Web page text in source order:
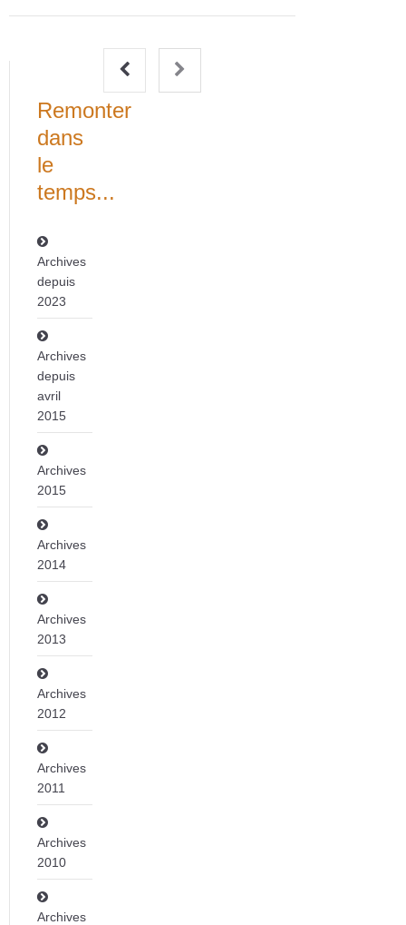
Remonter
dans
le
temps...
Archives
depuis
2023
Archives
depuis
avril
2015
Archives
2015
Archives
2014
Archives
2013
Archives
2012
Archives
2011
Archives
2010
Archives